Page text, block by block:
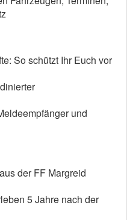
So schützt Ihr Euch vor
und
der FF Margreid
5 Jahre nach der